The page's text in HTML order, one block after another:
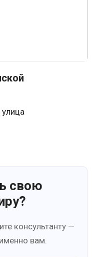
свою
консультанту —
вам.